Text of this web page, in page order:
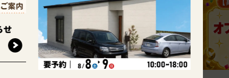
このイベントは
終了しました